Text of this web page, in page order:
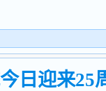
日迎来25